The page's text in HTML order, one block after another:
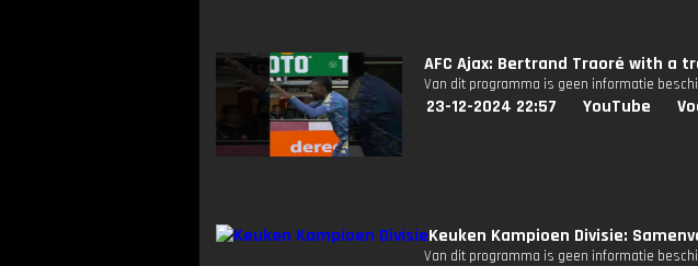
AFC Ajax: Bertrand Traoré with a
Van dit programma is geen informatie
23-12-2024 22:57 YouTube
Keuken Kampioen Divisie:
Van dit programma is geen informatie